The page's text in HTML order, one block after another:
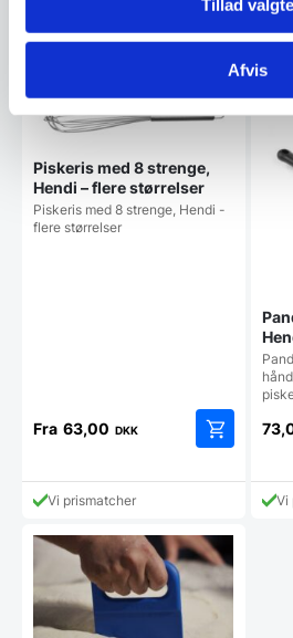
Tillad valgte
Afvis
Piskeris med 8 strenge,
Hendi – flere størrelser
Piskeris med 8 strenge, Hendi -
flere størrelser
Fra 63,00 DKK
vare
varianter.
kan
vælges
på
Vi prismatcher Vi